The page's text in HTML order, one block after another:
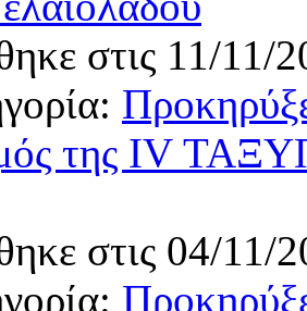
στις 11/11/
της IV
στις 04/11/